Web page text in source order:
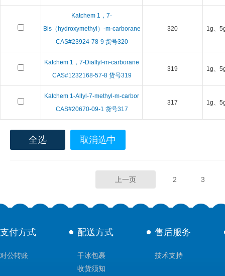
Katchem 1，7-
Bis（hydroxymethyl）-m-carborane
CAS#23924-78-9 货号320
320 1g、
Katchem 1，7-Diallyl-m-carborane
CAS#1232168-57-8 货号319
319 1g、
Katchem 1-Allyl-7-methyl-m-carbor
CAS#20670-09-1 货号317
317 1g、
全选 取消选中
上一页 2 3
支付方式
对公转账
配送方式
干冰包裹
收货须知
售后服务
技术支持